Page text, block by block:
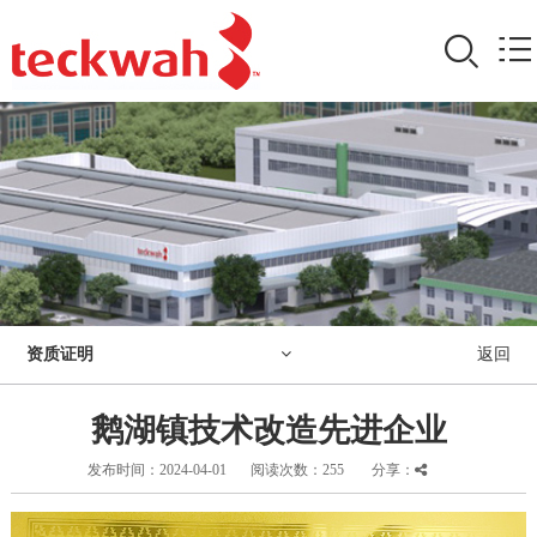
资质证明 返回
鹅湖镇技术改造先进企业
发布时间：2024-04-01 阅读次数： 255 分享：